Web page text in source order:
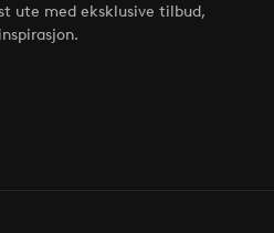
ute med eksklusive tilbud,